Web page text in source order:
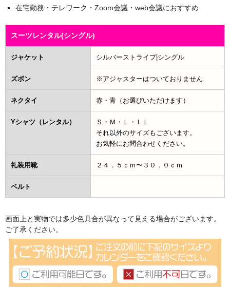
在宅勤務・テレワーク・Zoom会議・web会議におすすめ
スーツレンタル(シングル)
ジャケット シルバーストライプ|シングル
ズボン ※アジャスターはついておりません
ネクタイ 赤・青（お選びいただけます）
Yシャツ（レンタル）
Ｓ・Ｍ・Ｌ・ＬＬ
それ以外のサイズもございます。
お気軽にお問合わせください。
礼装用靴 ２４．５ｃｍ〜３０．０ｃｍ
ベルト
画面上と実物では多少色具合が異なって見える場合がございます。
ご了承ください。